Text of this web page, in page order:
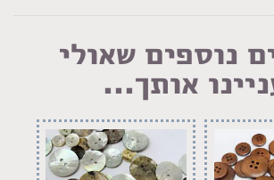
נוספים שאולי
אותך...